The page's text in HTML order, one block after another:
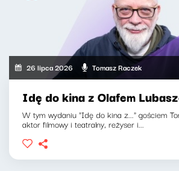
26 lipca 2026 Tomasz Raczek
Idę do kina z Olafem
W tym wydaniu "Idę do kina z..." gościem
aktor filmowy i teatralny, reżyser i...